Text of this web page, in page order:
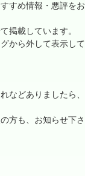
すめ情報・悪評をお
掲載しています。
から外して表示して
などありましたら、
方も、お知らせ下さ